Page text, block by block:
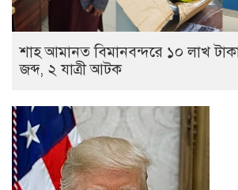
শাহ আমানত বিমানবন্দরে ১০ লাখ
জব্দ, ২ যাত্রী আটক